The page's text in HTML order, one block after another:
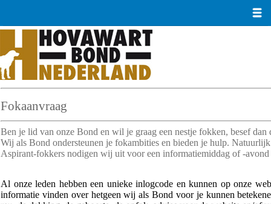
Fokaanvraag
Ben je lid van onze Bond en wil je graag een nestje fokken, besef
Wij als Bond ondersteunen je fokambities en bieden je hulp.
Aspirant-fokkers nodigen wij uit voor een informatiemiddag of -avond
Al onze leden hebben een unieke inlogcode en kunnen op onze
informatie vinden over hetgeen wij als Bond voor je kunnen